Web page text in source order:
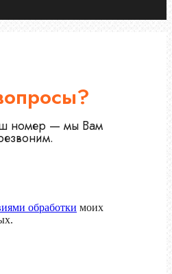
номер — мы Вам
обработки моих